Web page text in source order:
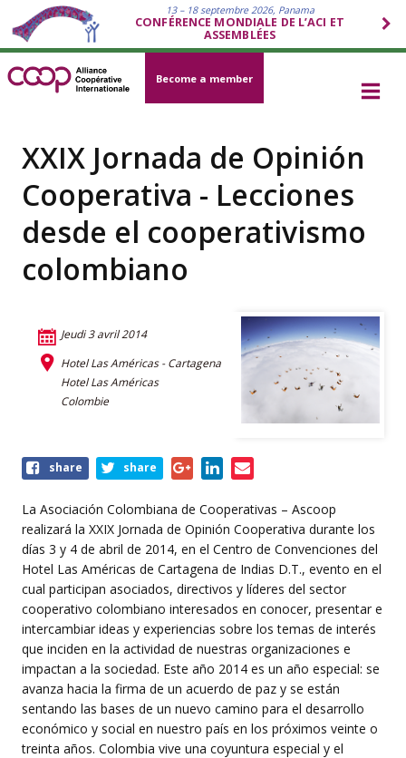
13 – 18 septembre 2026, Panama
CONFÉRENCE MONDIALE DE L’ACI ET
ASSEMBLÉES
Become a member
XXIX Jornada de Opinión
Cooperativa - Lecciones
desde el cooperativismo
colombiano
Jeudi 3 avril 2014
Hotel Las Américas - Cartagena
Hotel Las Américas
Colombie
Share
event
share share
La Asociación Colombiana de Cooperativas – Ascoop
realizará la XXIX Jornada de Opinión Cooperativa durante los
días 3 y 4 de abril de 2014, en el Centro de Convenciones del
Hotel Las Américas de Cartagena de Indias D.T., evento en el
cual participan asociados, directivos y líderes del sector
cooperativo colombiano interesados en conocer, presentar e
intercambiar ideas y experiencias sobre los temas de interés
que inciden en la actividad de nuestras organizaciones e
impactan a la sociedad. Este año 2014 es un año especial: se
avanza hacia la firma de un acuerdo de paz y se están
sentando las bases de un nuevo camino para el desarrollo
económico y social en nuestro país en los próximos veinte o
treinta años. Colombia vive una coyuntura especial y el